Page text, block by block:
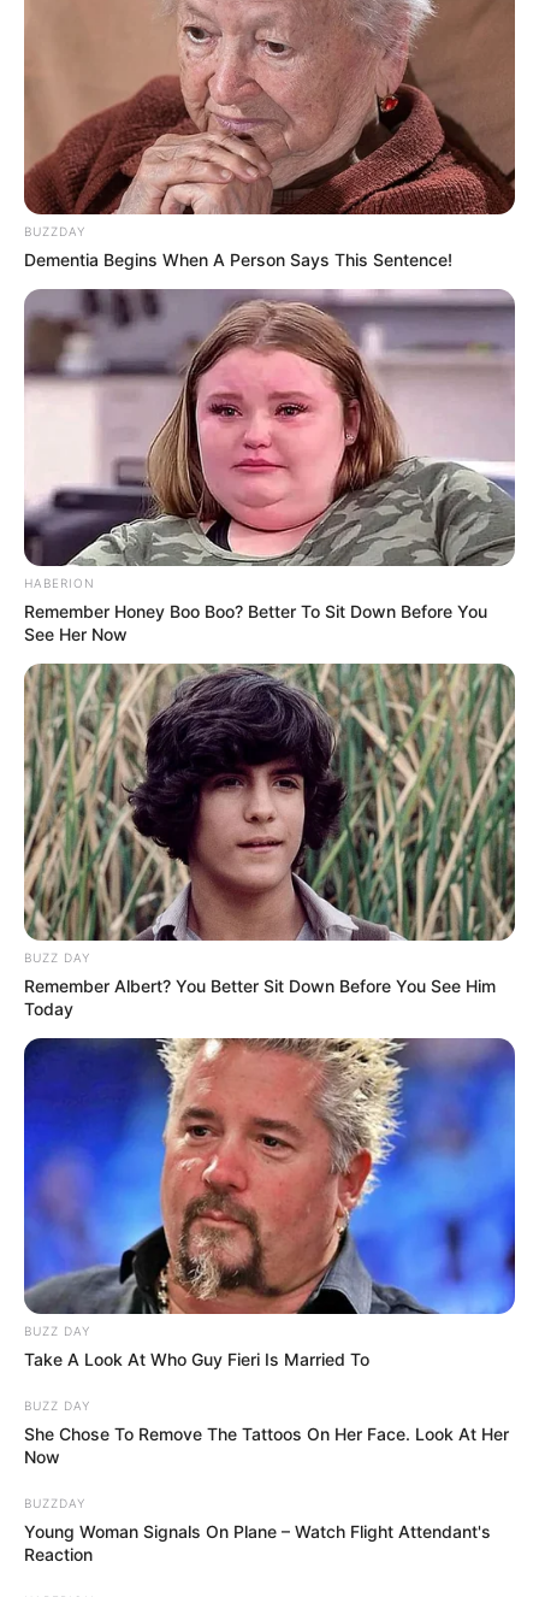
BUZZDAY
Dementia Begins When A Person Says This Sentence!
HABERION
Remember Honey Boo Boo? Better To Sit Down Before You
See Her Now
BUZZ DAY
Remember Albert? You Better Sit Down Before You See Him
Today
BUZZ DAY
Take A Look At Who Guy Fieri Is Married To
BUZZ DAY
She Chose To Remove The Tattoos On Her Face. Look At Her
Now
BUZZDAY
Young Woman Signals On Plane – Watch Flight Attendant's
Reaction